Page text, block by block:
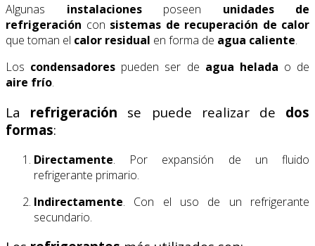
Algunas instalacionesposeen unidades de
refrigeración con sistemas de recuperación de calor
que toman el calor residual en forma de agua caliente.
Los condensadores pueden ser de agua helada o de
aire frío.
La refrigeración se puede realizar de dos
formas:
Directamente. Por expansión de un fluido
refrigerante primario.
Indirectamente. Con el uso de un refrigerante
secundario.